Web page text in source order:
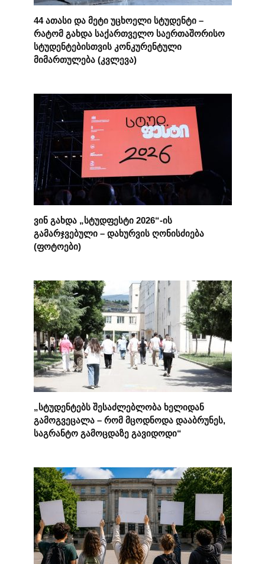
44 ათასი და მეტი უცხოელი სტუდენტი –
რატომ გახდა საქართველო საერთაშორისო
სტუდენტებისთვის კონკურენტული
მიმართულება (კვლევა)
ვინ გახდა „სტუდფესტი 2026“-ის
გამარჯვებული – დახურვის ღონისძიება
(ფოტოები)
„სტუდენტებს შესაძლებლობა ხელიდან
გამოგვეცალა – რომ მცოდნოდა დააბრუნეს,
საგრანტო გამოცდაზე გავიდოდი“